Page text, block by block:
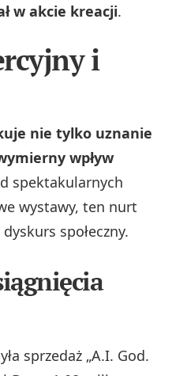
w akcie kreacji.
i
nie tylko uznanie
wpływ
spektakularnych
wystawy, ten nurt
społeczny.
sprzedaż „A.I. God.